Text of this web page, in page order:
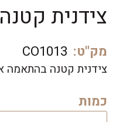
צידנית קטנה
מק"ט: CO1013
צידנית קטנה בהתאמה
כמות